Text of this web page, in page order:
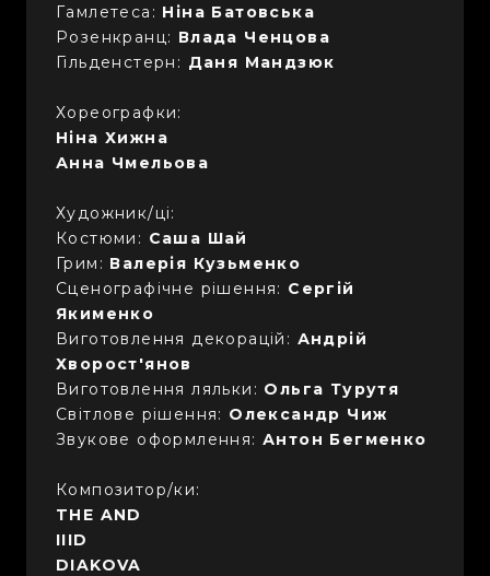
Гамлетеса: Ніна Батовська
Розенкранц: Влада Ченцова
Гільденстерн: Даня Мандзюк
Хореографки:
Ніна Хижна
Анна Чмельова
Художник/ці:
Костюми: Саша Шай
Грим: Валерія Кузьменко
Сценографічне рішення: Сергій
Якименко
Виготовлення декорацій: Андрій
Хворост'янов
Виготовлення ляльки: Ольга Турутя
Світлове рішення: Олександр Чиж
Звукове оформлення:Антон Бегменко
Композитор/ки:
THE AND
IIID
DIAKOVA